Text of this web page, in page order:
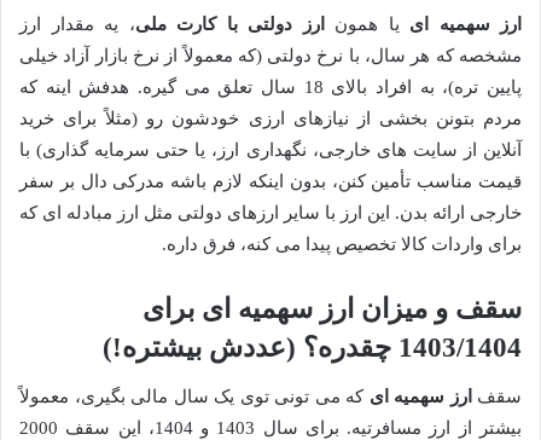
ارز سهمیه ای یا همون ارز دولتی با کارت ملی، یه مقدار ارز
مشخصه که هر سال، با نرخ دولتی (که معمولاً از نرخ بازار آزاد خیلی
پایین تره)، به افراد بالای 18 سال تعلق می گیره. هدفش اینه که
مردم بتونن بخشی از نیازهای ارزی خودشون رو (مثلاً برای خرید
آنلاین از سایت های خارجی، نگهداری ارز، یا حتی سرمایه گذاری) با
قیمت مناسب تأمین کنن، بدون اینکه لازم باشه مدرکی دال بر سفر
خارجی ارائه بدن. این ارز با سایر ارزهای دولتی مثل ارز مبادله ای که
برای واردات کالا تخصیص پیدا می کنه، فرق داره.
سقف و میزان ارز سهمیه ای برای
1403/1404 چقدره؟ (عددش بیشتره!)
سقف ارز سهمیه ای که می تونی توی یک سال مالی بگیری، معمولاً
بیشتر از ارز مسافرتیه. برای سال 1403 و 1404، این سقف 2000